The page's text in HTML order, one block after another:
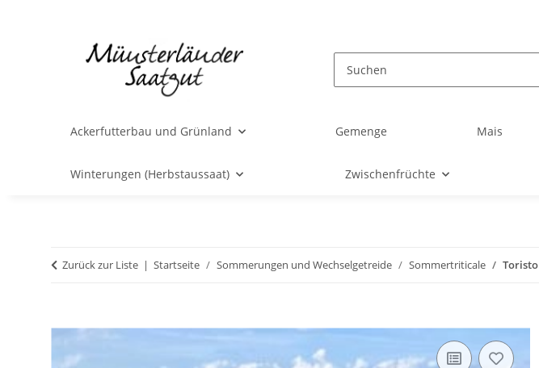
Ackerfutterbau und Grünland Gemenge Mais
Winterungen (Herbstaussaat) Zwischenfrüchte
Zurück zur Liste Startseite Sommerungen und Wechselgetreide Sommertriticale Toristo